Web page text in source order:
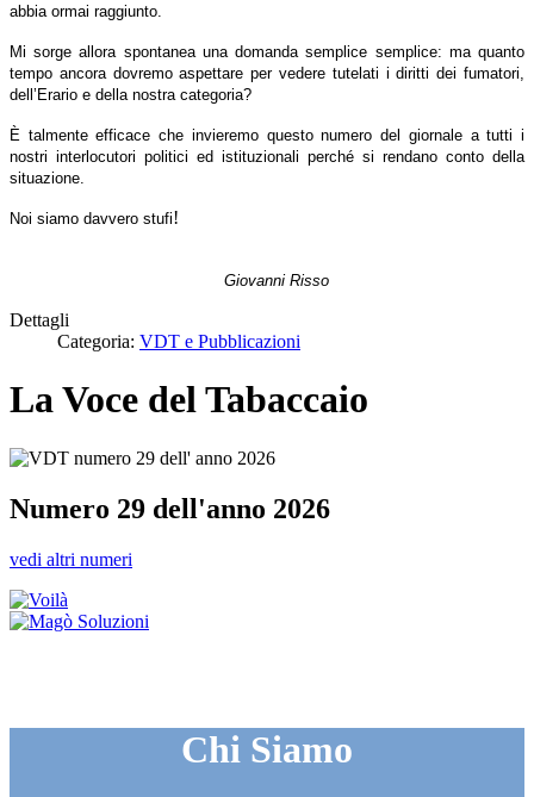
abbia ormai raggiunto.
Mi sorge allora spontanea una domanda semplice semplice: ma quanto
tempo ancora dovremo aspettare per vedere tutelati i diritti dei fumatori,
dell’Erario e della nostra categoria?
È talmente efficace che invieremo questo numero del giornale a tutti i
nostri interlocutori politici ed istituzionali perché si rendano conto della
situazione.
Noi siamo davvero stufi!
Giovanni Risso
Dettagli
Categoria: VDT e Pubblicazioni
La Voce del Tabaccaio
Numero 29 dell'anno 2026
vedi altri numeri
Chi Siamo